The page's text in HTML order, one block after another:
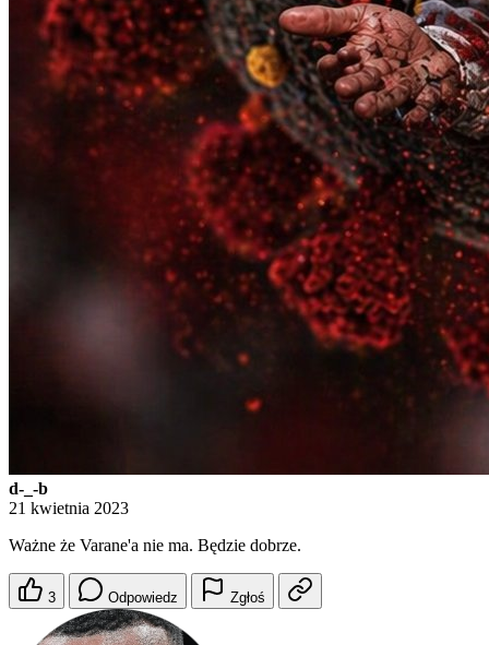
d-_-b
21 kwietnia 2023
Ważne że Varane'a nie ma. Będzie dobrze.
3 Odpowiedz Zgłoś